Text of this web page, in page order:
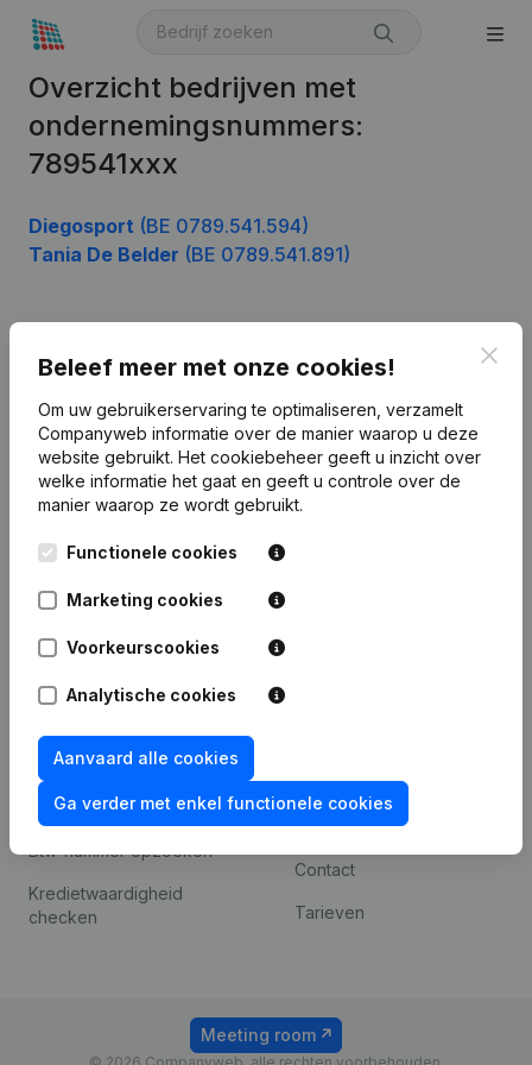
Overzicht bedrijven met
ondernemingsnummers:
789541xxx
Diegosport (BE 0789.541.594)
Tania De Belder (BE 0789.541.891)
Beleef meer met onze cookies!
Om uw gebruikerservaring te optimaliseren, verzamelt
Companyweb informatie over de manier waarop u deze
website gebruikt. Het cookiebeheer geeft u inzicht over
welke informatie het gaat en geeft u controle over de
manier waarop ze wordt gebruikt.
Functionele cookies
Marketing cookies
Voorkeurscookies
Analytische cookies
Aanvaard alle cookies
Ga verder met enkel functionele cookies
Nederlands
Kantorenpark Everest
Leuvensesteenweg
248D,
1800 Vilvoorde
Monitoring
Internationaal zoeken
Spotlight
Compliance &
fraudepreventie
Jaarrekening raadplegen
Btw-nummer opzoeken
Kredietwaardigheid
checken
Integraties op maat
Betalingservaring
Contact
Tarieven
Meeting room